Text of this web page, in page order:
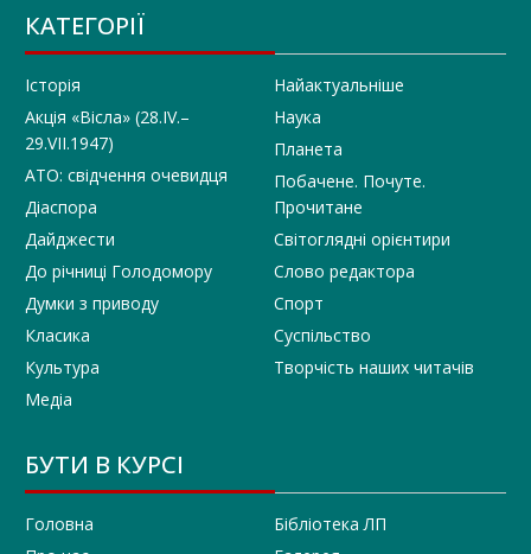
КАТЕГОРІЇ
Історія
Акція «Вісла» (28.IV.–
29.VII.1947)
АТО: свідчення очевидця
Діаспора
Дайджести
До річниці Голодомору
Думки з приводу
Класика
Культура
Медіа
Найактуальніше
Наука
Планета
Побачене. Почуте.
Прочитане
Світоглядні орієнтири
Слово редактора
Спорт
Суспільство
Творчість наших читачів
БУТИ В КУРСІ
Головна
Бібліотека ЛП